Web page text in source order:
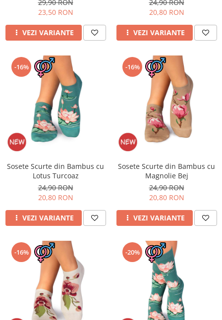
29,90 RON
23,50 RON
VEZI VARIANTE
24,90 RON
20,80 RON
VEZI VARIANTE
-16%
Sosete Scurte din Bambus cu
Lotus Turcoaz
24,90 RON
20,80 RON
VEZI VARIANTE
-16%
Sosete Scurte din Bambus cu
Magnolie Bej
24,90 RON
20,80 RON
VEZI VARIANTE
-16% -20%